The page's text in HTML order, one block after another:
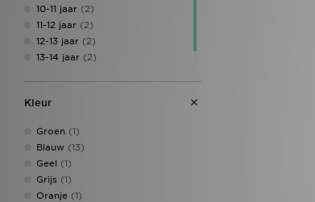
10-11 jaar (2)
11-12 jaar (2)
12-13 jaar (2)
13-14 jaar (2)
Kleur
Groen (1)
Blauw (13)
Geel (1)
Grijs (1)
Oranje (1)